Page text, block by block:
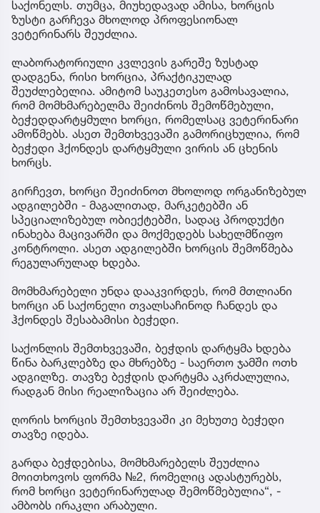
საქონელს. თუმცა, მიუხედავად ამისა, ხორცის
ზუსტი გარჩევა მხოლოდ პროფესიონალ
ვეტერინარს შეუძლია.
ლაბორატორიული კვლევის გარეშე ზუსტად
დადგენა, რისი ხორცია, პრაქტიკულად
შეუძლებელია. ამიტომ საუკეთესო გამოსავალია,
რომ მომხმარებელმა შეიძინოს შემოწმებული,
ბეჭედდარტყმული ხორცი, რომელსაც ვეტერინარი
ამოწმებს. ასეთ შემთხვევაში გამორიცხულია, რომ
ბეჭედი ჰქონდეს დარტყმული ვირის ან ცხენის
ხორცს.
გირჩევთ, ხორცი შეიძინოთ მხოლოდ ორგანიზებულ
ადგილებში - მაგალითად, მარკეტებში ან
სპეციალიზებულ ობიექტებში, სადაც პროდუქტი
ინახება მაცივარში და მოქმედებს სახელმწიფო
კონტროლი. ასეთ ადგილებში ხორცის შემოწმება
რეგულარულად ხდება.
მომხმარებელი უნდა დააკვირდეს, რომ მთლიანი
ხორცი ან საქონელი თვალსაჩინოდ ჩანდეს და
ჰქონდეს შესაბამისი ბეჭედი.
საქონლის შემთხვევაში, ბეჭდის დარტყმა ხდება
წინა ბარკლებზე და მხრებზე - საერთო ჯამში ოთხ
ადგილზე. თავზე ბეჭდის დარტყმა აკრძალულია,
რადგან მისი რეალიზაცია არ შეიძლება.
ღორის ხორცის შემთხვევაში კი მეხუთე ბეჭედი
თავზე იდება.
გარდა ბეჭდებისა, მომხმარებელს შეუძლია
მოითხოვოს ფორმა №2, რომელიც ადასტურებს,
რომ ხორცი ვეტერინარულად შემოწმებულია“, -
ამბობს ირაკლი არაბული.